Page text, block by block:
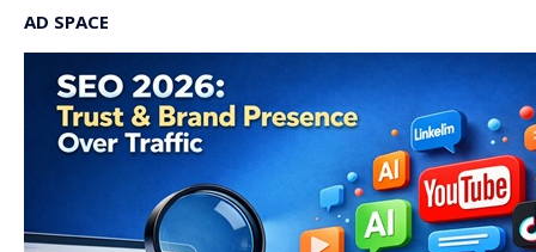
AD SPACE